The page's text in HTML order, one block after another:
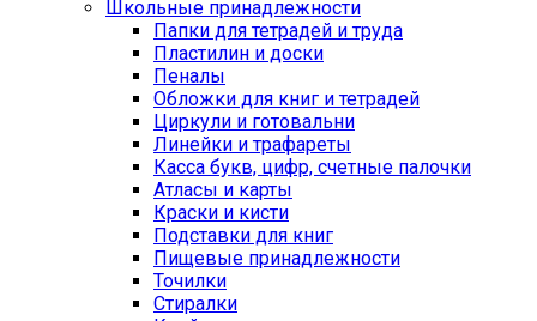
Школьные принадлежности
Папки для тетрадей и труда
Пластилин и доски
Пеналы
Обложки для книг и тетрадей
Циркули и готовальни
Линейки и трафареты
Касса букв, цифр, счетные палочки
Атласы и карты
Краски и кисти
Подставки для книг
Пищевые принадлежности
Точилки
Стиралки